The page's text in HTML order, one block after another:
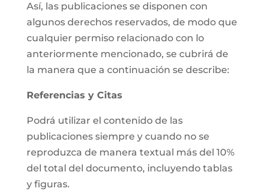
Así, las publicaciones se disponen con
algunos derechos reservados, de modo que
cualquier permiso relacionado con lo
anteriormente mencionado, se cubrirá de
la manera que a continuación se describe:
Referencias y Citas
Podrá utilizar el contenido de las
publicaciones siempre y cuando no se
reproduzca de manera textual más del 10%
del total del documento, incluyendo tablas
y figuras.